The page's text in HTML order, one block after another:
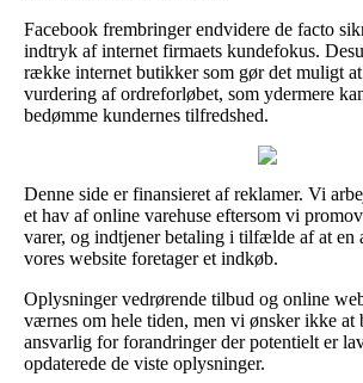
Facebook frembringer endvidere de facto
indtryk af internet firmaets kundefokus.
række internet butikker som gør det muligt
vurdering af ordreforløbet, som ydermere
bedømme kundernes tilfredshed.
Denne side er finansieret af reklamer. Vi
et hav af online varehuse eftersom vi
varer, og indtjener betaling i tilfælde af at en
vores website foretager et indkøb.
Oplysninger vedrørende tilbud og online
værnes om hele tiden, men vi ønsker ikke at
ansvarlig for forandringer der potentielt er
opdaterede de viste oplysninger.